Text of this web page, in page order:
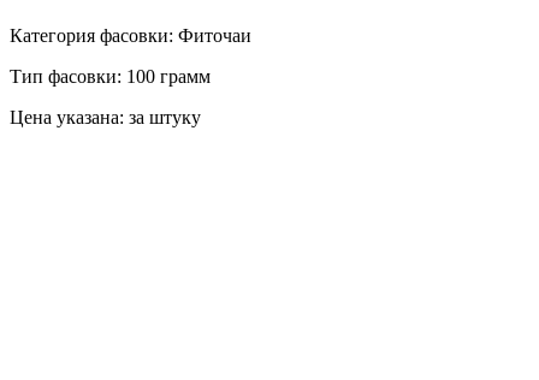
Категория фасовки: Фиточаи
Тип фасовки: 100 грамм
Цена указана: за штуку